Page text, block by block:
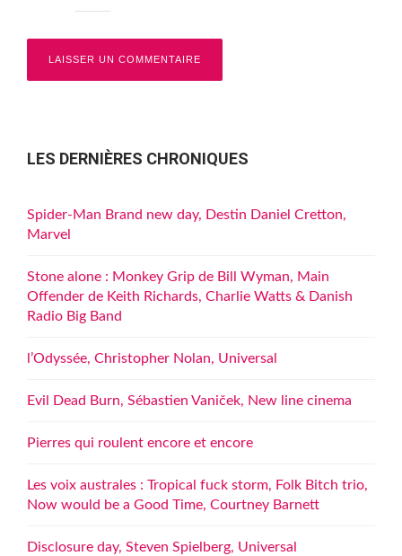
LES DERNIÈRES CHRONIQUES
Spider-Man Brand new day, Destin Daniel Cretton,
Marvel
Stone alone : Monkey Grip de Bill Wyman, Main
Offender de Keith Richards, Charlie Watts & Danish
Radio Big Band
l’Odyssée, Christopher Nolan, Universal
Evil Dead Burn, Sébastien Vaniček, New line cinema
Pierres qui roulent encore et encore
Les voix australes : Tropical fuck storm, Folk Bitch trio,
Now would be a Good Time, Courtney Barnett
Disclosure day, Steven Spielberg, Universal